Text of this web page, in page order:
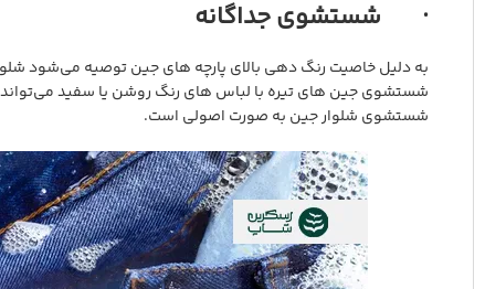
· شستشوی جداگانه
به دلیل خاصیت رنگ دهی بالای پارچه های جین توصیه می‌شود
شستشوی جین های تیره با لباس های رنگ روشن یا سفید
شستشوی شلوار جین به صورت اصولی است.